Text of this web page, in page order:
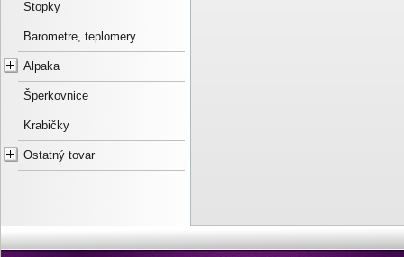
Stopky
Barometre, teplomery
Alpaka
Šperkovnice
Krabičky
Ostatný tovar